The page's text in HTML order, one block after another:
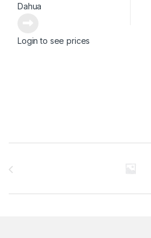
Dahua
Login to see prices